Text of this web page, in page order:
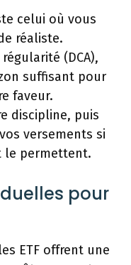
celui où vous
réaliste.
(DCA),
suffisant pour
faveur.
discipline, puis
versements si
le permettent.
pour
ETF offrent une